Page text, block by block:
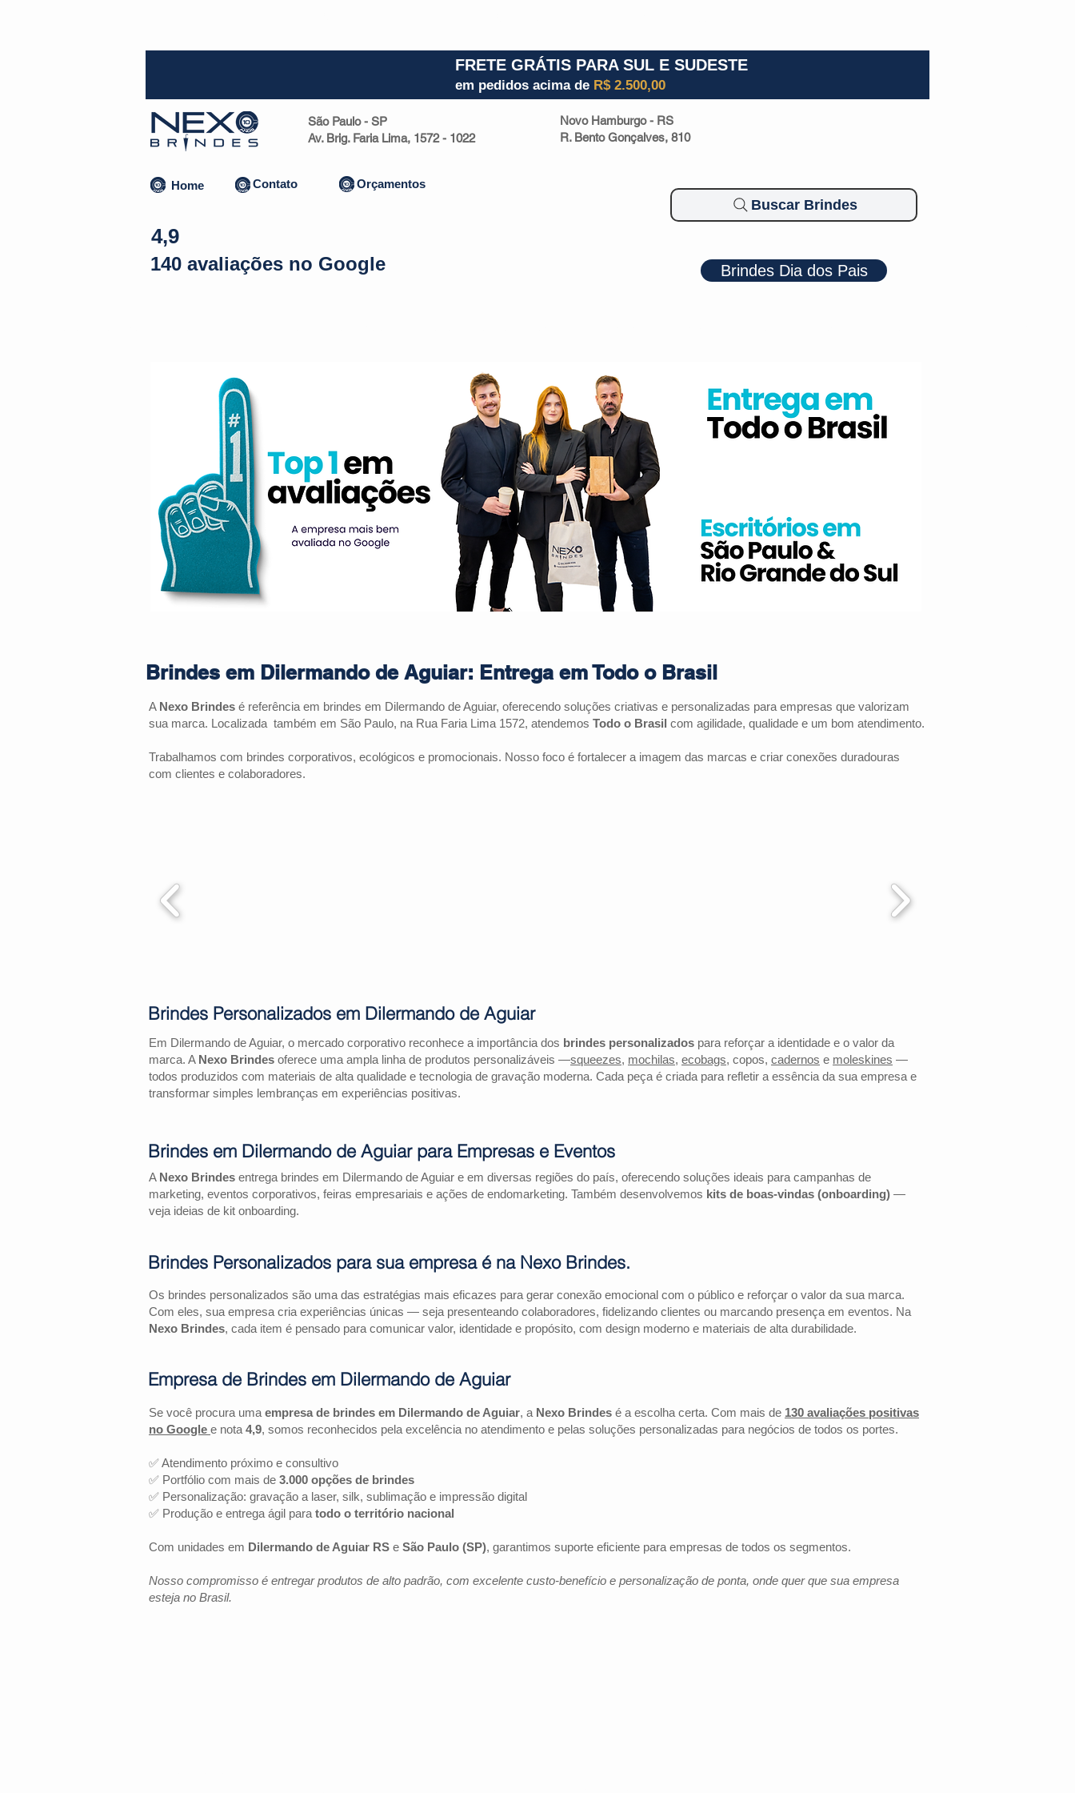
FRETE GRÁTIS PARA SUL E SUDESTE
em pedidos acima de R$ 2.500,00
São Paulo - SP
Av. Brig. Faria Lima, 1572 - 1022
Novo Hamburgo - RS
R. Bento Gonçalves, 810
Home Contato Orçamentos
4,9
140 avaliações no Google
Buscar Brindes
Brindes Dia dos Pais
Brindes em Dilermando de Aguiar: Entrega em Todo o Brasil
A Nexo Brindes é referência em brindes em Dilermando de Aguiar, oferecendo soluções criativas e personalizadas para empresas que valorizam
sua marca. Localizada também em São Paulo, na Rua Faria Lima 1572, atendemos Todo o Brasil com agilidade, qualidade e um bom atendimento.
Trabalhamos com brindes corporativos, ecológicos e promocionais. Nosso foco é fortalecer a imagem das marcas e criar conexões duradouras
com clientes e colaboradores.
Em Dilermando de Aguiar, o mercado corporativo reconhece a importância dos brindes personalizados para reforçar a identidade e o valor da
marca. A Nexo Brindes oferece uma ampla linha de produtos personalizáveis —squeezes, mochilas, ecobags, copos, cadernos e moleskines —
todos produzidos com materiais de alta qualidade e tecnologia de gravação moderna. Cada peça é criada para refletir a essência da sua empresa e
transformar simples lembranças em experiências positivas.
A Nexo Brindes entrega brindes em Dilermando de Aguiar e em diversas regiões do país, oferecendo soluções ideais para campanhas de
marketing, eventos corporativos, feiras empresariais e ações de endomarketing. Também desenvolvemos kits de boas-vindas (onboarding) —
veja ideias de kit onboarding.
Os brindes personalizados são uma das estratégias mais eficazes para gerar conexão emocional com o público e reforçar o valor da sua marca.
Com eles, sua empresa cria experiências únicas — seja presenteando colaboradores, fidelizando clientes ou marcando presença em eventos. Na
Nexo Brindes, cada item é pensado para comunicar valor, identidade e propósito, com design moderno e materiais de alta durabilidade.
Se você procura uma empresa de brindes em Dilermando de Aguiar, a Nexo Brindes é a escolha certa. Com mais de 130 avaliações positivas
no Google e nota 4,9, somos reconhecidos pela excelência no atendimento e pelas soluções personalizadas para negócios de todos os portes.
✅ Atendimento próximo e consultivo
✅ Portfólio com mais de 3.000 opções de brindes
✅ Personalização: gravação a laser, silk, sublimação e impressão digital
✅ Produção e entrega ágil para todo o território nacional
Com unidades em Dilermando de Aguiar RS e São Paulo (SP), garantimos suporte eficiente para empresas de todos os segmentos.
Nosso compromisso é entregar produtos de alto padrão, com excelente custo-benefício e personalização de ponta, onde quer que sua empresa
esteja no Brasil.
Brindes Personalizados em Dilermando de Aguiar
Brindes em Dilermando de Aguiar para Empresas e Eventos
Brindes Personalizados para sua empresa é na Nexo Brindes.
Empresa de Brindes em Dilermando de Aguiar